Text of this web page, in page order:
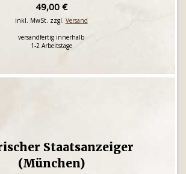
49,00 €
inkl. MwSt. zzgl. Versand
versandfertig innerhalb
1-2 Arbeitstage
Staatsanzeiger
(München)